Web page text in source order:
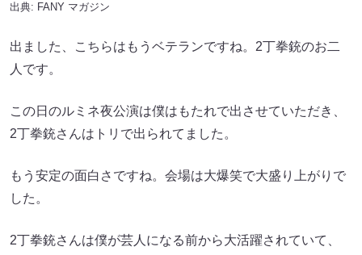
出典: FANY マガジン
出ました、こちらはもうベテランですね。2丁拳銃のお二
人です。
この日のルミネ夜公演は僕はもたれで出させていただき、
2丁拳銃さんはトリで出られてました。
もう安定の面白さですね。会場は大爆笑で大盛り上がりで
した。
2丁拳銃さんは僕が芸人になる前から大活躍されていて、